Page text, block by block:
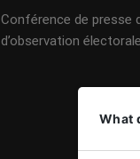
Conférence de presse
d’observation
What